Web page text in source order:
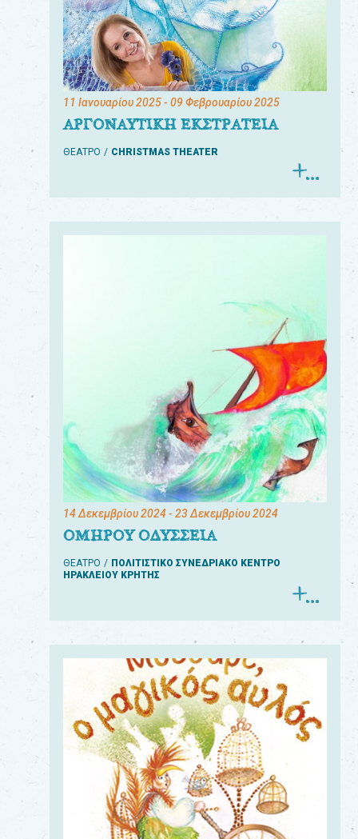
11 Ιανουαρίου 2025- 09 Φεβρουαρίου 2025
ΑΡΓΟΝΑΥΤΙΚΗ ΕΚΣΤΡΑΤΕΙΑ
ΘΕΑΤΡΟ CHRISTMAS THEATER
14 Δεκεμβρίου 2024- 23 Δεκεμβρίου 2024
ΟΜΗΡΟΥ ΟΔΥΣΣΕΙΑ
ΘΕΑΤΡΟ
ΠΟΛΙΤΙΣΤΙΚΟ ΣΥΝΕΔΡΙΑΚΟ ΚΕΝΤΡΟ
ΗΡΑΚΛΕΙΟΥ ΚΡΗΤΗΣ